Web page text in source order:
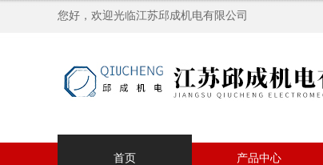
您好，欢迎光临江苏邱成机电有限公司
首页 产品中心